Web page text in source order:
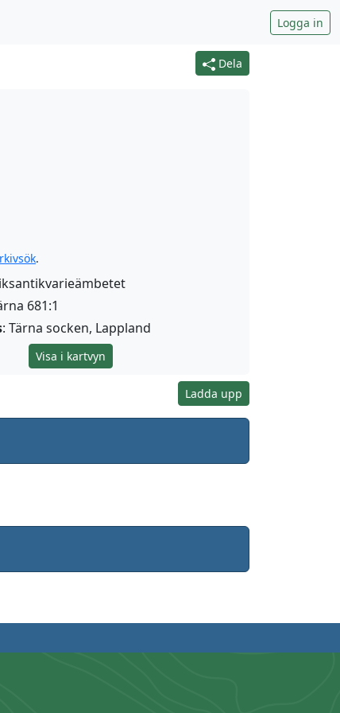
Logga in
Dela
.
681:1
: Tärna socken, Lappland
Visa i kartvyn
Ladda upp